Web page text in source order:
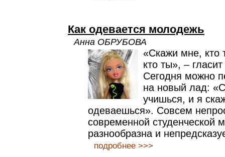
Как одевается молодежь
Анна ОБРУБОВА
«Скажи мне, кто
кто ты», –
Сегодня можно
на новый лад:
учишься, и я
одеваешься». Совсем
современной студенческой
разнообразна и
подробнее >>>